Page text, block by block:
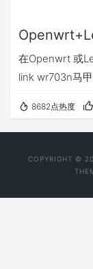
在Openwrt 或
link wr703n马
8682点热度
COPYRIGHT ©